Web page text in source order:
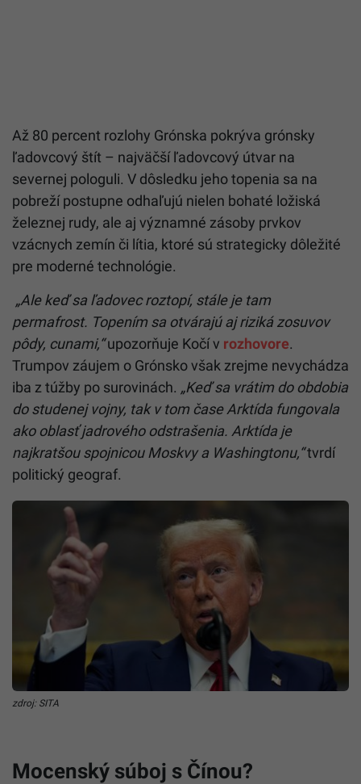
Až 80 percent rozlohy Grónska pokrýva grónsky
ľadovcový štít – najväčší ľadovcový útvar na
severnej pologuli. V dôsledku jeho topenia sa na
pobreží postupne odhaľujú nielen bohaté ložiská
železnej rudy, ale aj významné zásoby prvkov
vzácnych zemín či lítia, ktoré sú strategicky dôležité
pre moderné technológie.
„Ale keď sa ľadovec roztopí, stále je tam
permafrost. Topením sa otvárajú aj riziká zosuvov
pôdy, cunami,“upozorňuje Kočí v rozhovore.
Trumpov záujem o Grónsko však zrejme nevychádza
iba z túžby po surovinách. „Keď sa vrátim do obdobia
do studenej vojny, tak v tom čase Arktída fungovala
ako oblasť jadrového odstrašenia. Arktída je
najkratšou spojnicou Moskvy a Washingtonu,“tvrdí
politický geograf.
zdroj: SITA
Mocenský súboj s Čínou?